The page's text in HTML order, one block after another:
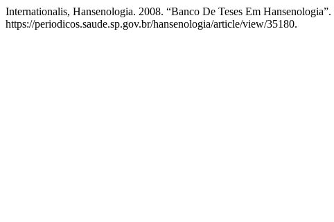
Internationalis, Hansenologia. 2008. “Banco De Teses Em Hansenologia”.
https://periodicos.saude.sp.gov.br/hansenologia/article/view/35180.